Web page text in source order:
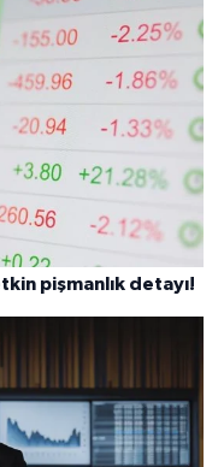
pişmanlık detayı!